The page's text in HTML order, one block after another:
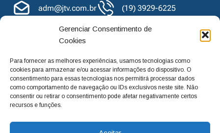
Gerenciar Consentimento de
Cookies
Para fornecer as melhores experiências, usamos tecnologias como
cookies para armazenar e/ou acessar informações do dispositivo. O
consentimento para essas tecnologias nos permitirá processar dados
como comportamento de navegação ou IDs exclusivos neste site. Não
consentir ou retirar o consentimento pode afetar negativamente certos
recursos e funções.
adm@jtv.com.br
(19) 3929-6225
(19) 99450-1424